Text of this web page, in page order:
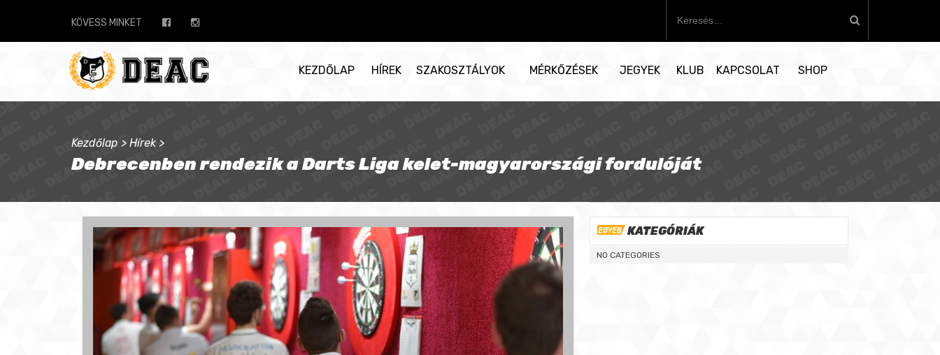
KÖVESS MINKET
r
KEZDŐLAP HÍREK SZAKOSZTÁLYOK MÉRKŐZÉSEK JEGYEK KLUB KAPCSOLAT SHOP
Kezdőlap > Hírek >
Debrecenben rendezik a Darts Liga kelet-magyarországi fordulóját
KATEGÓRIÁK
NO CATEGORIES